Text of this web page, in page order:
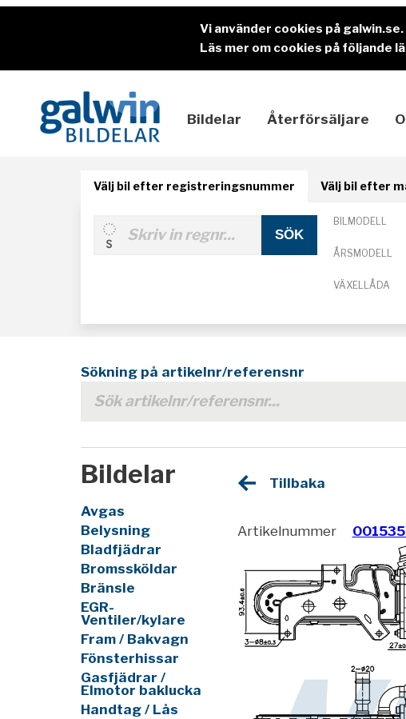
Vi använder cookies på
Läs mer om cookies på följande
Bildelar Återförsäljare
Välj bil efter registreringsnummer Välj bil efter
BILMODELL
ÅRSMODELL
VÄXELLÅDA
Sökning på artikelnr/referensnr
Bildelar
Avgas
Belysning
Bladfjädrar
Bromssköldar
Bränsle
EGR-
Ventiler/kylare
Fram / Bakvagn
Fönsterhissar
Gasfjädrar /
Elmotor baklucka
Handtag / Lås
Tillbaka
Artikelnummer